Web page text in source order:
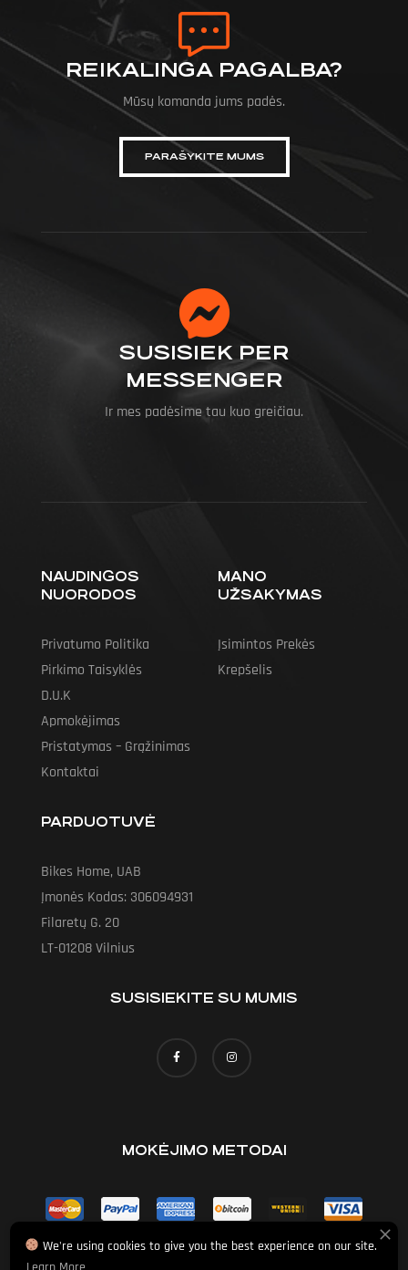
REIKALINGA PAGALBA?
Mūsų komanda jums padės.
PARAŠYKITE MUMS
SUSISIEK PER
MESSENGER
Ir mes padėsime tau kuo greičiau.
NAUDINGOS
NUORODOS
Privatumo Politika
Pirkimo Taisyklės
D.U.K
Apmokėjimas
Pristatymas – Grąžinimas
Kontaktai
MANO
UŽSAKYMAS
Įsimintos Prekės
Krepšelis
PARDUOTUVĖ
Bikes Home, UAB
Įmonės Kodas: 306094931
Filaretų G. 20
LT-01208 Vilnius
SUSISIEKITE SU MUMIS
MOKĖJIMO METODAI
We're using cookies to give you the best experience on our site.